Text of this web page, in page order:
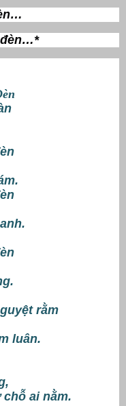
đèn…*
rằm
luân.
ai nằm.